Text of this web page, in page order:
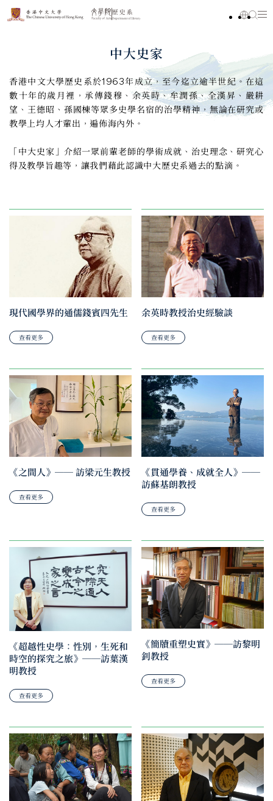
中大史家
香港中文大學歷史系於1963年成立，至今迄立逾半世紀。在這
數十年的歲月裡，承傳錢穆、余英時、牟潤孫、全漢昇、嚴耕
望、王德昭、孫國棟等眾多史學名宿的治學精神，無論在研究或
教學上均人才輩出，遍佈海內外。
「中大史家」介紹一眾前輩老師的學術成就、治史理念、研究心
得及教學旨趣等，讓我們藉此認識中大歷史系過去的點滴。
現代國學界的通儒錢賓四先生
查看更多
余英時教授治史經驗談
查看更多
《之間人》── 訪梁元生教授
查看更多
《貫通學養、成就全人》──
訪蘇基朗教授
查看更多
《超越性史學：性別，生死和
時空的探究之旅》──訪葉漢
明教授
查看更多
《簡牘重塑史實》──訪黎明
釗教授
查看更多